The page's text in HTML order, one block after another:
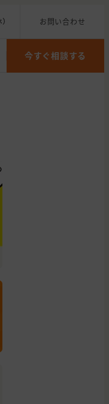
お問い合わせ
今すぐ相談する